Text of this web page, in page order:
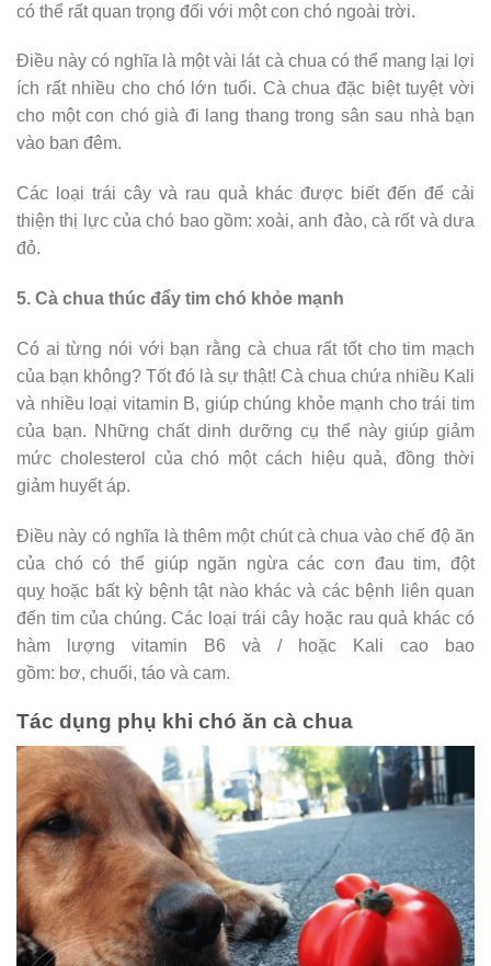
có thể rất quan trọng đối với một con chó ngoài trời.
Điều này có nghĩa là một vài lát cà chua có thể mang lại lợi
ích rất nhiều cho chó lớn tuổi. Cà chua đặc biệt tuyệt vời
cho một con chó già đi lang thang trong sân sau nhà bạn
vào ban đêm.
Các loại trái cây và rau quả khác được biết đến để cải
thiện thị lực của chó bao gồm: xoài, anh đào, cà rốt và dưa
đỏ.
5. Cà chua thúc đẩy tim chó khỏe mạnh
Có ai từng nói với bạn rằng cà chua rất tốt cho tim mạch
của bạn không? Tốt đó là sự thật! Cà chua chứa nhiều Kali
và nhiều loại vitamin B, giúp chúng khỏe mạnh cho trái tim
của bạn. Những chất dinh dưỡng cụ thể này giúp giảm
mức cholesterol của chó một cách hiệu quả, đồng thời
giảm huyết áp.
Điều này có nghĩa là thêm một chút cà chua vào chế độ ăn
của chó có thể giúp ngăn ngừa các cơn đau tim, đột
quỵ hoặc bất kỳ bệnh tật nào khác và các bệnh liên quan
đến tim của chúng. Các loại trái cây hoặc rau quả khác có
hàm lượng vitamin B6 và / hoặc Kali cao bao
gồm: bơ, chuối, táo và cam.
Tác dụng phụ khi chó ăn cà chua